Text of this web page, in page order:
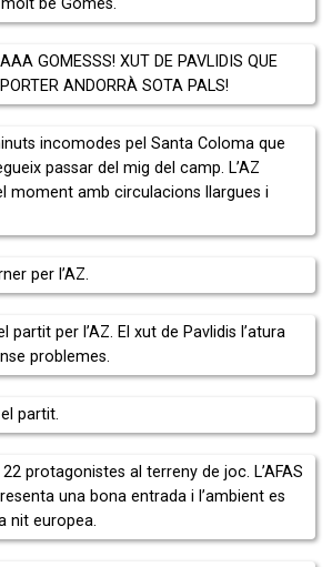
GOMESSS! XUT DE PAVLIDIS QUE
ANDORRÀ SOTA PALS!
incomodes pel Santa Coloma que
passar del mig del camp. L’AZ
moment amb circulacions llargues i
per l’AZ.
partit per l’AZ. El xut de Pavlidis l’atura
problemes.
partit.
protagonistes al terreny de joc. L’AFAS
una bona entrada i l’ambient es
nit europea.